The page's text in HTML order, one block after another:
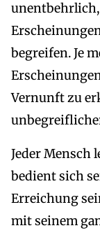
begreifen. Je
Vernunft zu
Jeder Mensch
bedient sich
Erreichung
mit seinem